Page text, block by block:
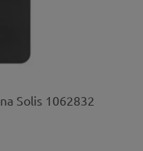
Solis 1062832